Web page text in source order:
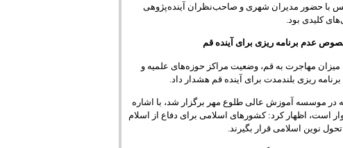
با حضور مدیران شهری و صاحب‌نظران آینده‌پژوهی
کلیدی بود.
عدم برنامه ریزی برای آینده قم
میزان مهاجرت به قم، وضعیت مراکز حوزه‌های علمیه و
ریزی بلندمدت برای آینده قم هشدار داد.
در موسسه آموزش عالی طلوع مهر برگزار شد، با اشاره
است، اظهار کرد: کشورهای اسلامی برای دفاع از اسلام
نوین اسلامی قرار بگیرند.